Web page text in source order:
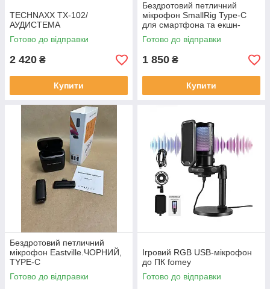
TECHNAXX TX-102/
АУДИСТЕМА
Готово до відправки
2 420 ₴
Купити
Бездротовий петличний
мікрофон SmallRig Type-C
для смартфона та екшн-
камери з кейсом на 30 годин
заряджання
Готово до відправки
1 850 ₴
Купити
Бездротовий петличний
мікрофон Eastville.ЧОРНИЙ,
TYPE-C
Готово до відправки
Ігровий RGB USB-мікрофон
до ПК fomey
Готово до відправки